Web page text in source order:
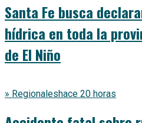
Santa Fe busca
hídrica en toda la
de El Niño
» Regionaleshace 20 horas